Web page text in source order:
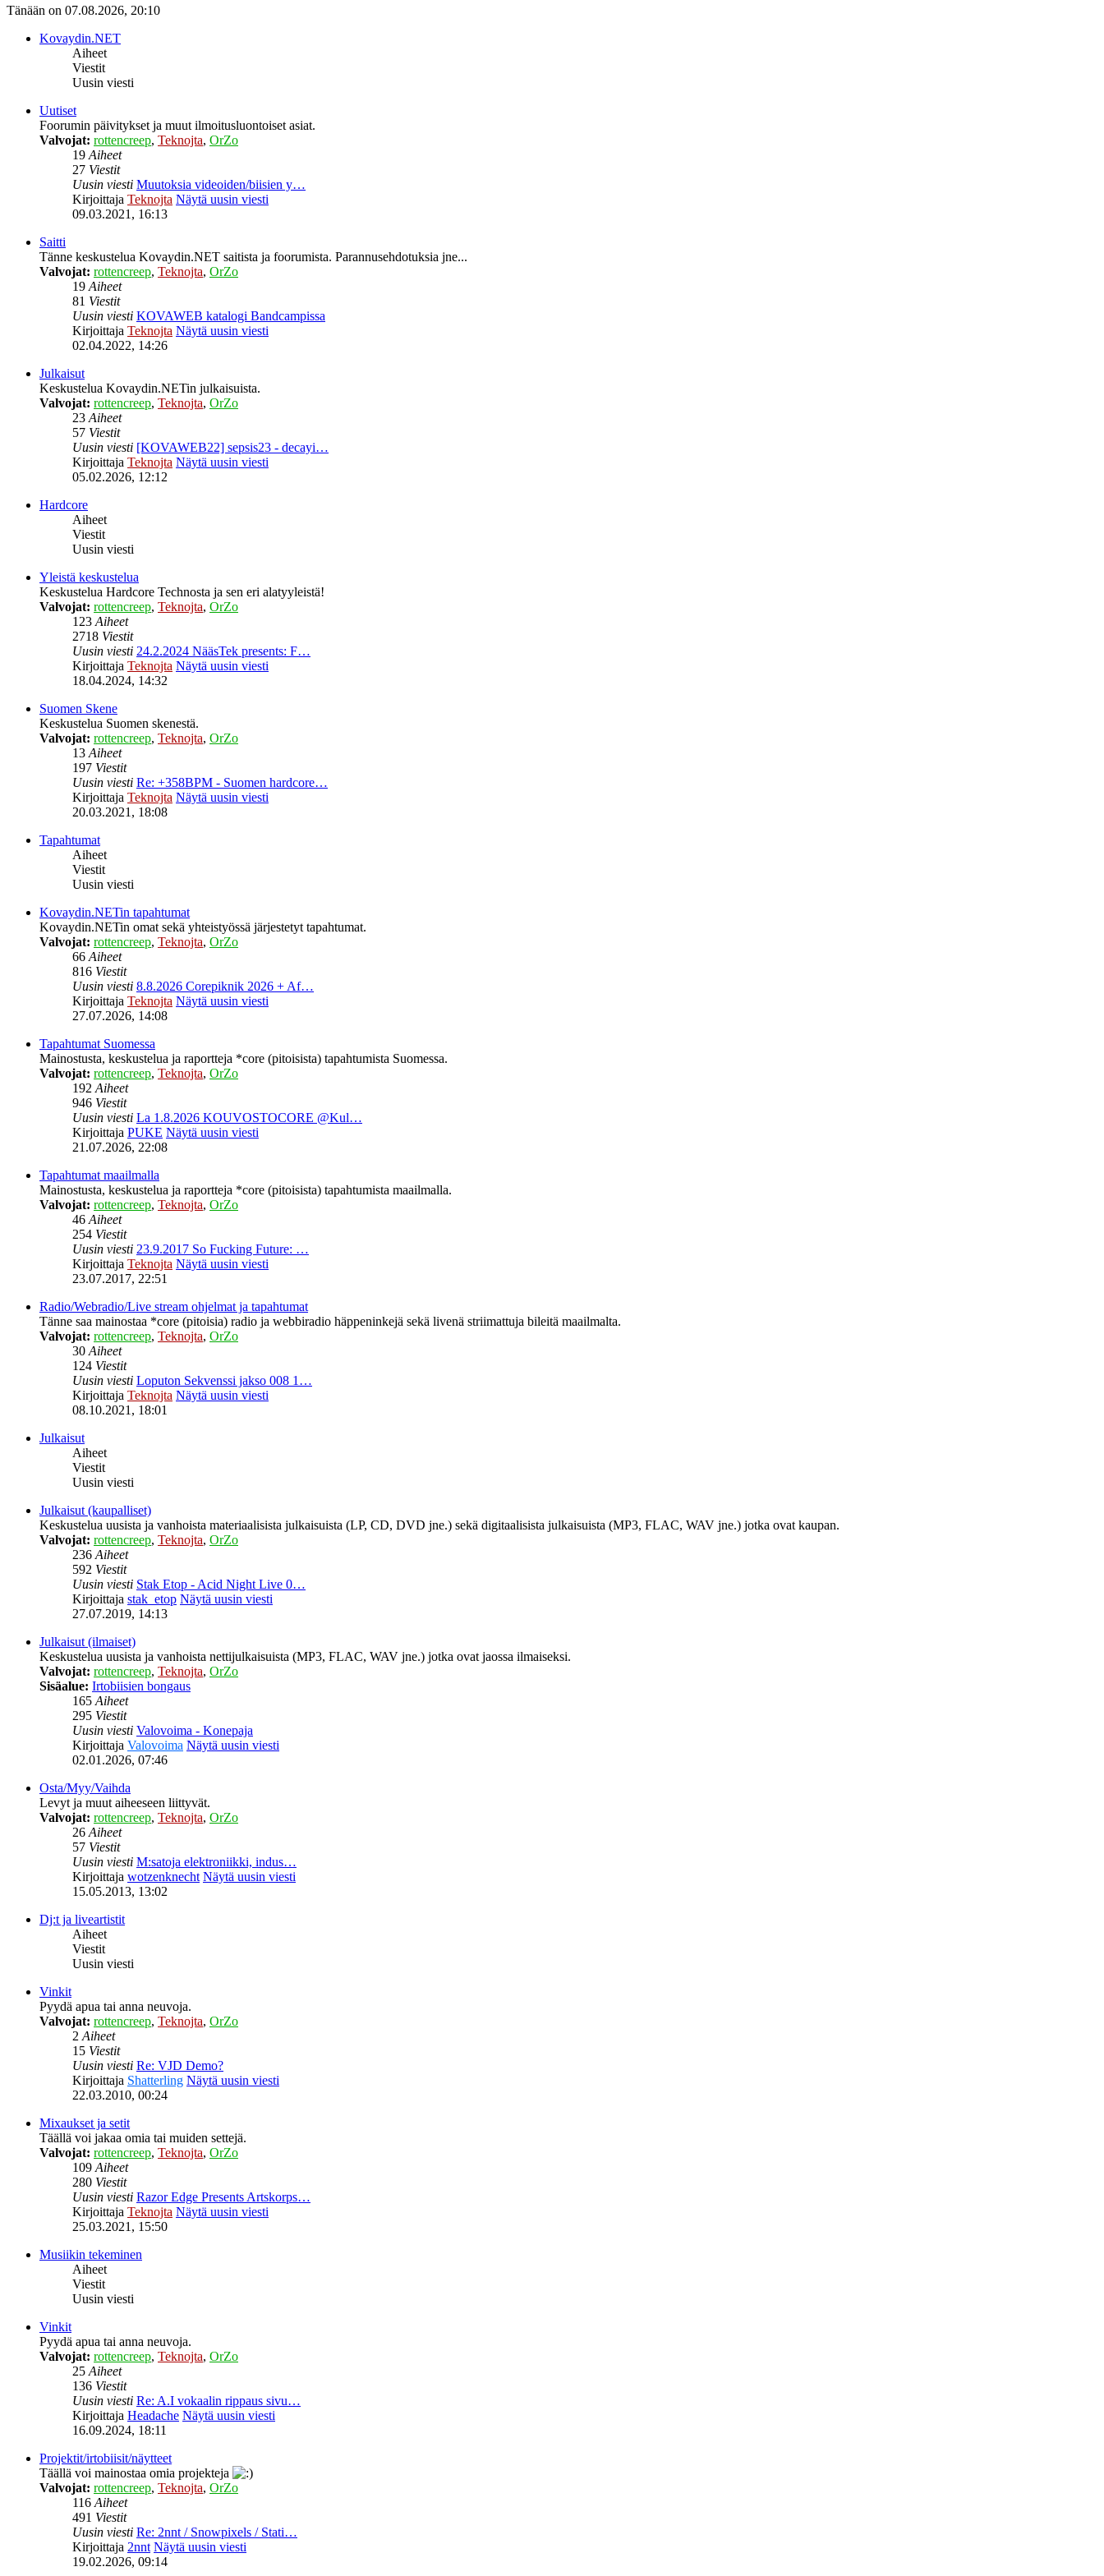
Tänään on 07.08.2026, 20:10
Kovaydin.NET
Aiheet
Viestit
Uusin viesti
Uutiset
Foorumin päivitykset ja muut ilmoitusluontoiset asiat.
Valvojat: rottencreep, Teknojta, OrZo
19Aiheet
27 Viestit
Uusin viesti Muutoksia videoiden/biisien y…
Kirjoittaja Teknojta Näytä uusin viesti
09.03.2021, 16:13
Saitti
Tänne keskustelua Kovaydin.NET saitista ja foorumista. Parannusehdotuksia jne...
Valvojat: rottencreep, Teknojta, OrZo
19Aiheet
81 Viestit
Uusin viesti KOVAWEB katalogi Bandcampissa
Kirjoittaja Teknojta Näytä uusin viesti
02.04.2022, 14:26
Julkaisut
Keskustelua Kovaydin.NETin julkaisuista.
Valvojat: rottencreep, Teknojta, OrZo
23Aiheet
57 Viestit
Uusin viesti [KOVAWEB22] sepsis23 - decayi…
Kirjoittaja Teknojta Näytä uusin viesti
05.02.2026, 12:12
Hardcore
Aiheet
Viestit
Uusin viesti
Yleistä keskustelua
Keskustelua Hardcore Technosta ja sen eri alatyyleistä!
Valvojat: rottencreep, Teknojta, OrZo
123Aiheet
2718 Viestit
Uusin viesti 24.2.2024 NääsTek presents: F…
Kirjoittaja Teknojta Näytä uusin viesti
18.04.2024, 14:32
Suomen Skene
Keskustelua Suomen skenestä.
Valvojat: rottencreep, Teknojta, OrZo
13Aiheet
197 Viestit
Uusin viesti Re: +358BPM - Suomen hardcore…
Kirjoittaja Teknojta Näytä uusin viesti
20.03.2021, 18:08
Tapahtumat
Aiheet
Viestit
Uusin viesti
Kovaydin.NETin tapahtumat
Kovaydin.NETin omat sekä yhteistyössä järjestetyt tapahtumat.
Valvojat: rottencreep, Teknojta, OrZo
66Aiheet
816 Viestit
Uusin viesti 8.8.2026 Corepiknik 2026 + Af…
Kirjoittaja Teknojta Näytä uusin viesti
27.07.2026, 14:08
Tapahtumat Suomessa
Mainostusta, keskustelua ja raportteja *core (pitoisista) tapahtumista Suomessa.
Valvojat: rottencreep, Teknojta, OrZo
192Aiheet
946 Viestit
Uusin viesti La 1.8.2026 KOUVOSTOCORE @Kul…
Kirjoittaja PUKE Näytä uusin viesti
21.07.2026, 22:08
Tapahtumat maailmalla
Mainostusta, keskustelua ja raportteja *core (pitoisista) tapahtumista maailmalla.
Valvojat: rottencreep, Teknojta, OrZo
46Aiheet
254 Viestit
Uusin viesti 23.9.2017 So Fucking Future: …
Kirjoittaja Teknojta Näytä uusin viesti
23.07.2017, 22:51
Radio/Webradio/Live stream ohjelmat ja tapahtumat
Tänne saa mainostaa *core (pitoisia) radio ja webbiradio häppeninkejä sekä livenä striimattuja bileitä maailmalta.
Valvojat: rottencreep, Teknojta, OrZo
30Aiheet
124 Viestit
Uusin viesti Loputon Sekvenssi jakso 008 1…
Kirjoittaja Teknojta Näytä uusin viesti
08.10.2021, 18:01
Julkaisut
Aiheet
Viestit
Uusin viesti
Julkaisut (kaupalliset)
Keskustelua uusista ja vanhoista materiaalisista julkaisuista (LP, CD, DVD jne.) sekä digitaalisista julkaisuista (MP3, FLAC, WAV jne.) jotka ovat kaupan.
Valvojat: rottencreep, Teknojta, OrZo
236Aiheet
592 Viestit
Uusin viesti Stak Etop - Acid Night Live 0…
Kirjoittaja stak_etop Näytä uusin viesti
27.07.2019, 14:13
Julkaisut (ilmaiset)
Keskustelua uusista ja vanhoista nettijulkaisuista (MP3, FLAC, WAV jne.) jotka ovat jaossa ilmaiseksi.
Valvojat: rottencreep, Teknojta, OrZo
Sisäalue: Irtobiisien bongaus
165Aiheet
295 Viestit
Uusin viesti Valovoima - Konepaja
Kirjoittaja Valovoima Näytä uusin viesti
02.01.2026, 07:46
Osta/Myy/Vaihda
Levyt ja muut aiheeseen liittyvät.
Valvojat: rottencreep, Teknojta, OrZo
26Aiheet
57 Viestit
Uusin viesti M:satoja elektroniikki, indus…
Kirjoittaja wotzenknecht Näytä uusin viesti
15.05.2013, 13:02
Dj:t ja liveartistit
Aiheet
Viestit
Uusin viesti
Vinkit
Pyydä apua tai anna neuvoja.
Valvojat: rottencreep, Teknojta, OrZo
2Aiheet
15 Viestit
Uusin viesti Re: VJD Demo?
Kirjoittaja Shatterling Näytä uusin viesti
22.03.2010, 00:24
Mixaukset ja setit
Täällä voi jakaa omia tai muiden settejä.
Valvojat: rottencreep, Teknojta, OrZo
109Aiheet
280 Viestit
Uusin viesti Razor Edge Presents Artskorps…
Kirjoittaja Teknojta Näytä uusin viesti
25.03.2021, 15:50
Musiikin tekeminen
Aiheet
Viestit
Uusin viesti
Vinkit
Pyydä apua tai anna neuvoja.
Valvojat: rottencreep, Teknojta, OrZo
25Aiheet
136 Viestit
Uusin viesti Re: A.I vokaalin rippaus sivu…
Kirjoittaja Headache Näytä uusin viesti
16.09.2024, 18:11
Projektit/irtobiisit/näytteet
Täällä voi mainostaa omia projekteja
Valvojat: rottencreep, Teknojta, OrZo
116Aiheet
491 Viestit
Uusin viesti Re: 2nnt / Snowpixels / Stati…
Kirjoittaja 2nnt Näytä uusin viesti
19.02.2026, 09:14